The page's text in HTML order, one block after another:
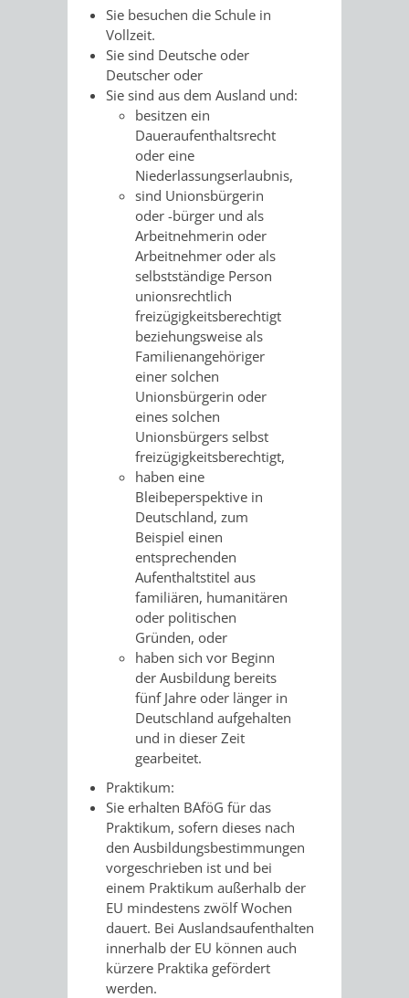
Sie besuchen die Schule in
Vollzeit.
Sie sind Deutsche oder
Deutscher oder
Sie sind aus dem Ausland und:
besitzen ein
Daueraufenthaltsrecht
oder eine
Niederlassungserlaubnis,
sind Unionsbürgerin
oder -bürger und als
Arbeitnehmerin oder
Arbeitnehmer oder als
selbstständige Person
unionsrechtlich
freizügigkeitsberechtigt
beziehungsweise als
Familienangehöriger
einer solchen
Unionsbürgerin oder
eines solchen
Unionsbürgers selbst
freizügigkeitsberechtigt,
haben eine
Bleibeperspektive in
Deutschland, zum
Beispiel einen
entsprechenden
Aufenthaltstitel aus
familiären, humanitären
oder politischen
Gründen, oder
haben sich vor Beginn
der Ausbildung bereits
fünf Jahre oder länger in
Deutschland aufgehalten
und in dieser Zeit
gearbeitet.
Praktikum:
Sie erhalten BAföG für das
Praktikum, sofern dieses nach
den Ausbildungsbestimmungen
vorgeschrieben ist und bei
einem Praktikum außerhalb der
EU mindestens zwölf Wochen
dauert. Bei Auslandsaufenthalten
innerhalb der EU können auch
kürzere Praktika gefördert
werden.